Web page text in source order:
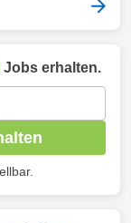
Jobs erhalten.